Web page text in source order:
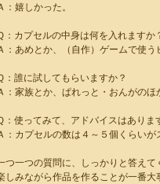
：嬉しかった。
：カプセルの中身は何を入れますか
：あめとか、（自作）ゲームで使
：誰に試してもらいますか？
：家族とか、ぱれっと・おんがの
：使ってみて、アドバイスはありま
：カプセルの数は４～５個くらいが
つ一つの質問に、しっかりと答えて
しみながら作品を作ることが一番大